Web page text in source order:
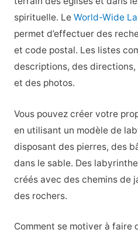
spirituelle. Le World-Wide
permet d’effectuer des
et code postal. Les listes
descriptions, des directions,
et des photos.
Vous pouvez créer votre
en utilisant un modèle de
disposant des pierres, des
dans le sable. Des
créés avec des chemins de
des rochers.
Comment se motiver à faire